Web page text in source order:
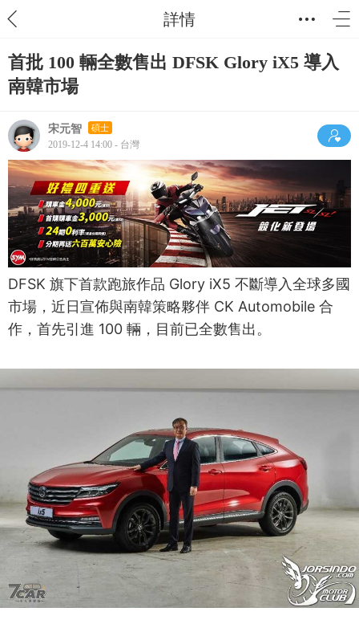
詳情
首批 100 輛全數售出 DFSK Glory iX5 導入
南韓市場
宋元智 碩士
2019-12-4 14:00 - 台灣
DFSK 旗下首款跑旅作品 Glory iX5 不斷導入全球多國
市場，近日宣佈與南韓策略夥伴 CK Automobile 合
作，首先引進 100 輛，目前已全數售出。